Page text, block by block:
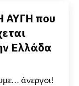
ΑΥΓΗ που
Ελλάδα
άνεργοι!